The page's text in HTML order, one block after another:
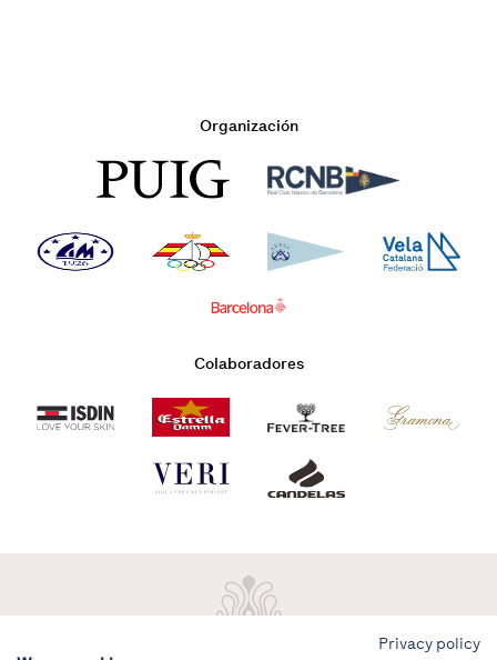
Organización
Colaboradores
Privacy policy